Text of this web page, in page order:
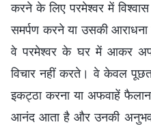
करने के लिए परमेश्वर में
समर्पण करने या उसकी
वे परमेश्वर के घर में आकर
विचार नहीं करते। वे केवल
इकट्ठा करना या अफवाहें
आनंद आता है और उनकी